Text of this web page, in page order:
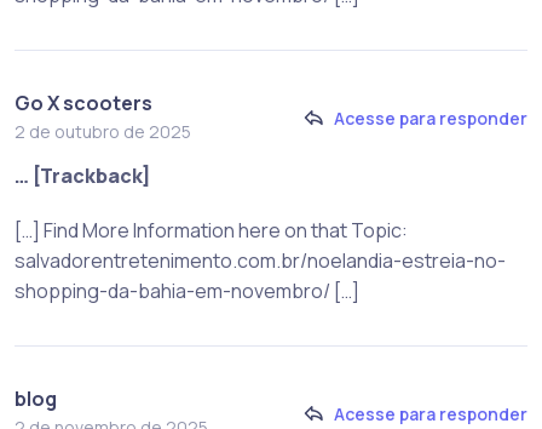
Go X scooters
2 de outubro de 2025
Acesse para responder
… [Trackback]
[…] Find More Information here on that Topic:
salvadorentretenimento.com.br/noelandia-estreia-no-
shopping-da-bahia-em-novembro/ […]
blog
Acesse para responder